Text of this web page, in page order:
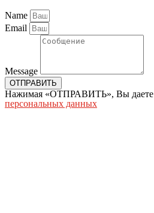
Name
Email
Message
ОТПРАВИТЬ
Нажимая «ОТПРАВИТЬ», Вы даете
персональных данных